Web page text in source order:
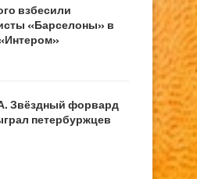
взбесили
«Барселоны» в
Звёздный форвард
петербуржцев